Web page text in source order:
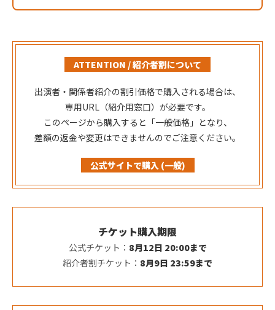
ATTENTION / 紹介者割について
出演者・関係者紹介の割引価格で購入される場合は、
専用URL（紹介用窓口） が必要です。
このページから購入すると「一般価格」となり、
差額の返金や変更はできませんのでご注意ください。
公式サイトで購入 (一般)
チケット購入期限
公式チケット： 8月12日 20:00まで
紹介者割チケット： 8月9日 23:59まで